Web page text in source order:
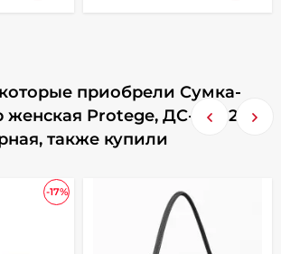
приобрели Сумка-
Protege, ДС-226-246,
также купили
-17%